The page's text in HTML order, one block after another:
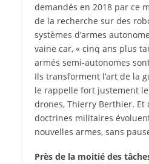
demandés en 2018 par ce
de la recherche sur des
systèmes d’armes
vaine car, « cinq ans plus
armés semi-autonomes
Ils transforment l’art de la
le rappelle fort justement
drones, Thierry Berthier. Et
doctrines militaires
nouvelles armes, sans
Près de la moitié des